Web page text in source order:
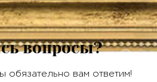
вопросы?
обязательно вам ответим!